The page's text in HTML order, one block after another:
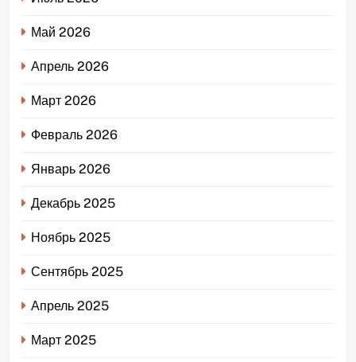
Май 2026
Апрель 2026
Март 2026
Февраль 2026
Январь 2026
Декабрь 2025
Ноябрь 2025
Сентябрь 2025
Апрель 2025
Март 2025